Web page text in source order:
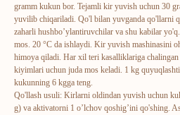
gramm kukun bor. Tejamli kir yuvish uchun 30
yuvilib chiqariladi. Qo'l bilan yuvganda qo'llarni
zaharli hushbo’ylantiruvchilar va shu kabilar
mos. 20 °C da ishlaydi. Kir yuvish mashinasini
himoya qiladi. Har xil teri kasalliklariga
kiyimlari uchun juda mos keladi. 1 kg
kukunning 6 kgga teng.
Qo'llash usuli: Kirlarni oldindan yuvish uchun
g) va aktivatorni 1 o’lchov qoshig’ini qo'shing.